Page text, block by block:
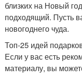
близких на Новый
подходящий. Пусть
новогоднего чуда.
Топ-25 идей
Если у вас есть
материалу, вы